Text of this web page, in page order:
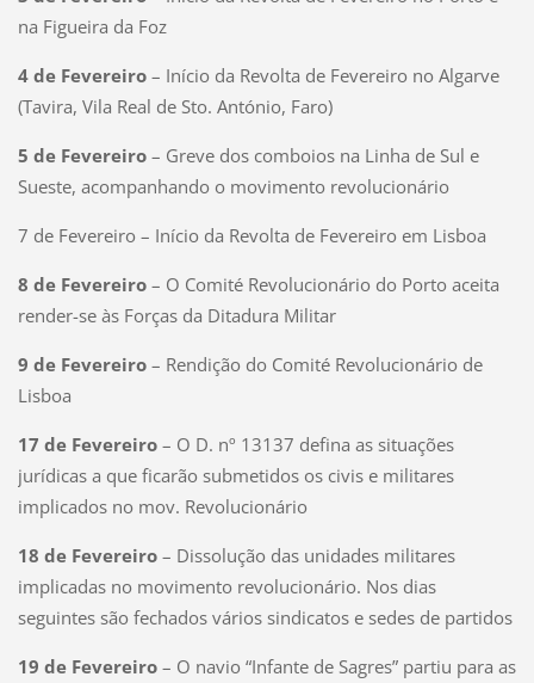
na Figueira da Foz
4 de Fevereiro – Início da Revolta de Fevereiro no Algarve
(Tavira, Vila Real de Sto. António, Faro)
5 de Fevereiro – Greve dos comboios na Linha de Sul e
Sueste, acompanhando o movimento revolucionário
7 de Fevereiro – Início da Revolta de Fevereiro em Lisboa
8 de Fevereiro – O Comité Revolucionário do Porto aceita
render-se às Forças da Ditadura Militar
9 de Fevereiro – Rendição do Comité Revolucionário de
Lisboa
17 de Fevereiro – O D. nº 13137 defina as situações
jurídicas a que ficarão submetidos os civis e militares
implicados no mov. Revolucionário
18 de Fevereiro – Dissolução das unidades militares
implicadas no movimento revolucionário. Nos dias
seguintes são fechados vários sindicatos e sedes de partidos
19 de Fevereiro – O navio “Infante de Sagres” partiu para as